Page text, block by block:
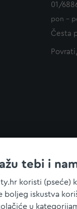
tebi i
koristi (pseće)
boljeg iskustva
u
01/
pon -
Česta